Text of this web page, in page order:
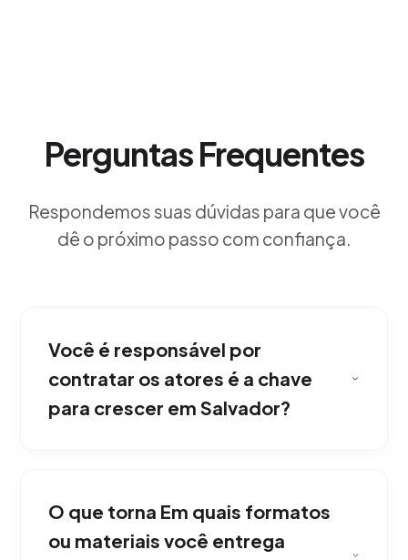
Perguntas Frequentes
Respondemos suas dúvidas para que você
dê o próximo passo com confiança.
Você é responsável por
contratar os atores é a chave
para crescer em Salvador?
Eventos e Espectáculos Artísticos gerimos o
casting completo, licenças de localização e
O que torna Em quais formatos
ou materiais você entrega